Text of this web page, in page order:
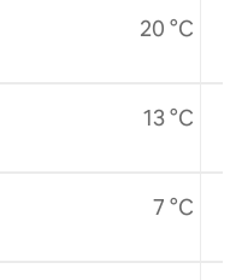
20 °C
13 °C
7 °C